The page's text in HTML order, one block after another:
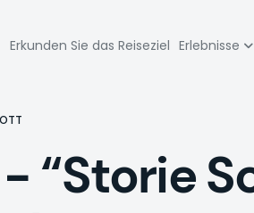
Navigazione
Erkunden Sie das Reiseziel Erlebnisse
- “Storie